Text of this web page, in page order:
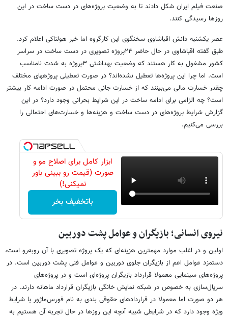
صنعت فیلم ایران شکل دادند تا به وضعیت پروژه‌های در دست ساخت در این
روزها رسیدگی کنند.
عصر یکشنبه دانش اقباشاوی سخنگوی این کارگروه اما خبر هولناکی اعلام کرد.
طبق گفته اقباشاوی در حال حاضر ۲۴پروژه تصویری در دست ساخت در سراسر
کشور مشغول به کار هستند که وضعیت بهداشتی ۳پروژه به شدت نامناسب
است. اما چرا این پروژه‌ها تعطیل نشده‌اند؟ در صورت تعطیلی پروژه‎های مختلف
چقدر خسارت مالی می‌بینند که از خسارت جانی محتمل در صورت ادامه کار بیشتر
است؟ چه الزامی برای ادامه ساخت در این شرایط بحرانی وجود دارد؟ در این
گزارش شرایط پروژه‌های در دست ساخت و هزینه‌ها و خسارت‌های احتمالی را
بررسی می‌کنیم.
ابزار کامل برای اصلاح مو و
صورت (قیمت رو ببینی باور
نمیکنی!)
باتخفیف بخر
نیروی انسانی؛ بازیگران و عوامل پشت دوربین
اولین و در اغلب موارد مهمترین هزینه‌ای که یک پروژه تصویری با آن روبه‌رو است،
دستمزد عوامل اعم از بازیگران جلوی دوربین و عوامل فنی پشت دوربین است. در
پروژه‌های سینمایی معمولا قرارداد بازیگران پروژه‌ای است و در پروژه‌های
سریال‌سازی به خصوص در شبکه نمایش خانگی بازیگران قرارداد ماهانه دارند. در
هر دو صورت اما معمولا در قراردادهای حقوقی بندی به نام فورس‌ماژور یا شرایط
ویژه وجود دارد که در شرایطی شبیه آنچه این روزها در حال تجربه آن هستیم به